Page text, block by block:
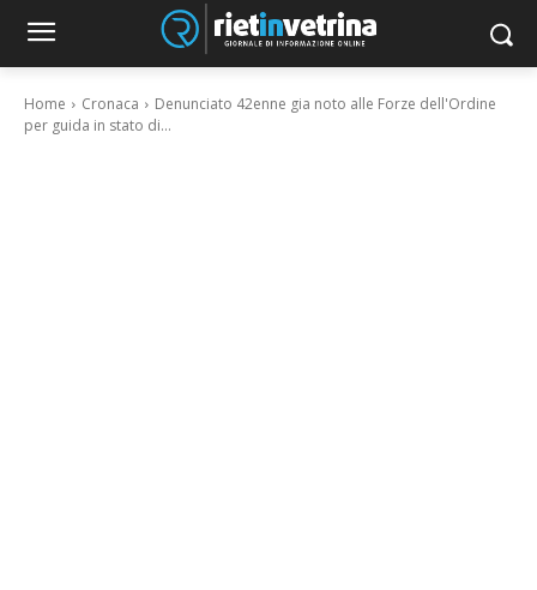
Home Cronaca
Denunciato 42enne gia noto alle Forze dell'Ordine
per guida in stato di...